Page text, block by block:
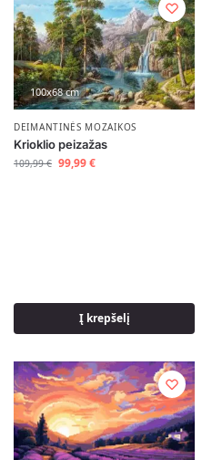
100x68 cm
DEIMANTINĖS MOZAIKOS
Krioklio peizažas
109,99€ 99,99€
Į krepšelį